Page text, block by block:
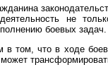
не
боевых задач.
том, что в ходе